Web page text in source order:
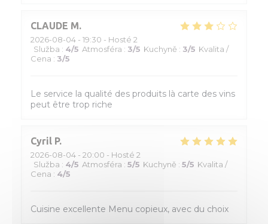
CLAUDE M
2026-08-04 - 19:30 - Hosté 2
Služba : 4/5 Atmosféra : 3/5 Kuchyně : 3/5 Kvalita /
Cena : 3/5
Le service la qualité des produits là carte des vins
peut être trop riche
Cyril P
2026-08-04 - 20:00 - Hosté 2
Služba : 4/5 Atmosféra : 5/5 Kuchyně : 5/5 Kvalita /
Cena : 4/5
Cuisine excellente Menu copieux, avec du choix